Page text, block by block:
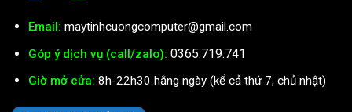
Email: maytinhcuongcomputer@gmail.com
Góp ý dịch vụ (call/zalo): 0365.719.741
Giờ mở cửa: 8h-22h30 hằng ngày (kể cả thứ 7, chủ nhật)